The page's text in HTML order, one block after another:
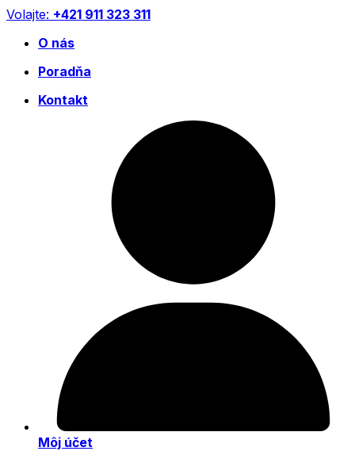
Preskočiť
obsah
Volajte: +421 911 323 311
O nás
Poradňa
Kontakt
Môj účet